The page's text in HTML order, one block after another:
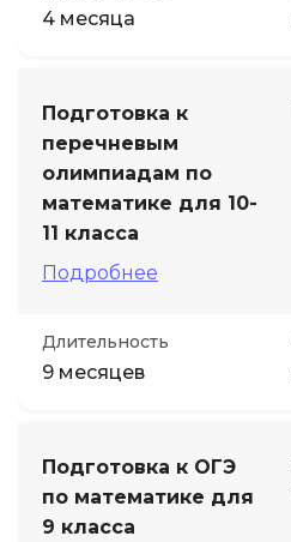
4 месяца
Подготовка к
перечневым
олимпиадам по
математике для 10-
11 класса
Подробнее
Длительность
9 месяцев
Подготовка к ОГЭ
по математике для
9 класса